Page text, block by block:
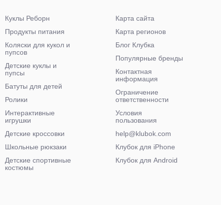
Куклы Реборн
Продукты питания
Коляски для кукол и
пупсов
Детские куклы и
пупсы
Батуты для детей
Ролики
Интерактивные
игрушки
Детские кроссовки
Школьные рюкзаки
Детские спортивные
костюмы
Карта сайта
Карта регионов
Блог Клубка
Популярные бренды
Контактная
информация
Ограничение
ответственности
Условия
пользования
help@klubok.com
Клубок для iPhone
Клубок для Android